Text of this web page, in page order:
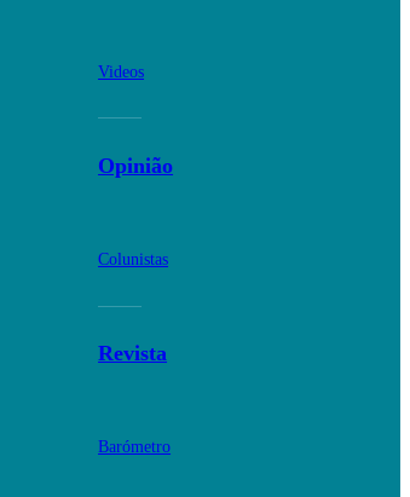
Videos
Opinião
Colunistas
Revista
Barómetro